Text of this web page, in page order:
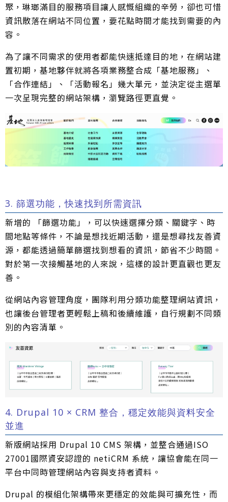
聚，琳瑯滿目的服務項目讓人感慨組織的辛勞，卻也可惜
資訊散落在網站不同位置，要花點時間才能找到需要的內
容。
為了讓不同需求的使用者都能快速抵達目的地，在網站建
置初期，基地夥伴就將各項業務整合成「基地服務」、
「合作連結」、「活動報名」幾大單元，並決定從主選單
一次呈現完整的網站架構，瀏覽路徑更直覺。
3. 篩選功能，快速找到所需資訊
新增的 「篩選功能」，可以快速選擇分類、關鍵字、時
間地點等條件，不論是想找近期活動，還是想尋找友善資
源，都能透過簡單篩選找到想看的資訊，節省不少時間。
對於第一次接觸基地的人來說，這樣的設計更直觀也更友
善。
從網站內容管理角度，團隊利用分類功能整理網站資訊，
也讓後台管理者更輕鬆上稿和後續維護，自行規劃不同類
別的內容清單。
4. Drupal 10 × CRM 整合，穩定效能與資料安全
並進
新版網站採用 Drupal 10 CMS 架構，並整合通過ISO
27001國際資安認證的 netiCRM 系統，讓協會能在同一
平台中同時管理網站內容與支持者資料。
Drupal 的模組化架構帶來更穩定的效能與可擴充性，而